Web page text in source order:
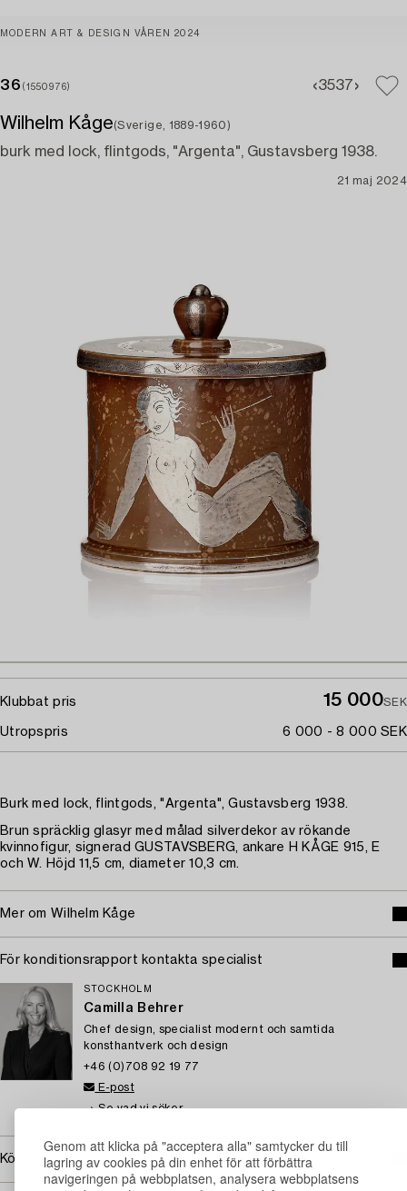
Genom att klicka på "acceptera alla" samtycker du till
lagring av cookies på din enhet för att förbättra
navigeringen på webbplatsen, analysera webbplatsens
MODERN ART & DESIGN VÅREN 2024
36 (1550976) 3537
Wilhelm Kåge(Sverige, 1889-1960)
burk med lock, flintgods, "Argenta", Gustavsberg 1938.
21 maj 2024
Klubbat pris 15 000SEK
Utropspris 6 000 - 8 000 SEK
Burk med lock, flintgods, "Argenta", Gustavsberg 1938.
Brun spräcklig glasyr med målad silverdekor av rökande
kvinnofigur, signerad GUSTAVSBERG, ankare H KÅGE 915, E
och W. Höjd 11,5 cm, diameter 10,3 cm.
Mer om Wilhelm Kåge
För konditionsrapport kontakta specialist
STOCKHOLM
Camilla Behrer
Chef design, specialist modernt och samtida
konsthantverk och design
+46 (0)708 92 19 77
E-post
→ Se vad vi söker
Köpinformation